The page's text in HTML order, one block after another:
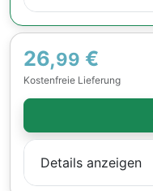
26,99 €
Kostenfreie Lieferung
Details anzeigen